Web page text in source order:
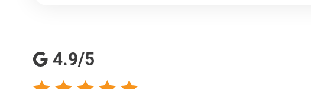
4.9/5